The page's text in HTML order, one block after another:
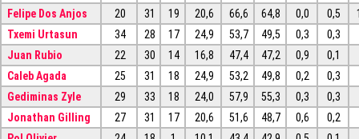
Felipe Dos Anjos
20 31 19 20,6 66,6 64,8 0,0 0,5
Txemi Urtasun
34 28 17 24,9 53,7 49,5 0,3
0,3
Juan Rubio
22 30 14 16,8 47,4 47,2 0,9
0,1
Caleb Agada
25 31 18 24,9 53,2 49,8 0,2
0,3
Gediminas Zyle
29 33 18 24,0 57,9 55,3 0,3
0,3
Jonathan Gilling
27 31 17 20,6 51,6 48,7 0,6
0,2